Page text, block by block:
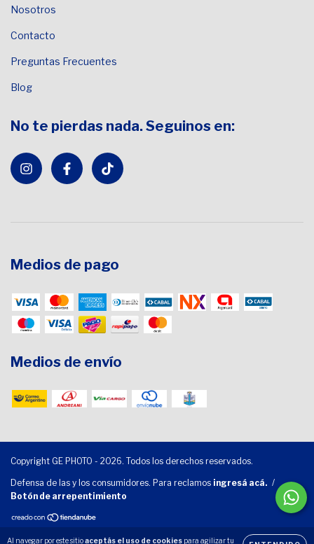
Al navegar por este sitioaceptás el uso de cookies para agilizar tu
Nosotros
Contacto
Preguntas Frecuentes
Blog
No te pierdas nada. Seguinos en:
Medios de pago
Medios de envío
Copyright GE PHOTO - 2026. Todos los derechos reservados.
Defensa de las y los consumidores. Para reclamos ingresá acá. /
Botón de arrepentimiento